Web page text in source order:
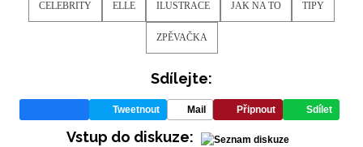
CELEBRITY ELLE ILUSTRACE JAK NA TO TIPY
ZPĚVAČKA
Sdílejte:
Tweetnout Mail Připnout Sdílet
Vstup do diskuze: